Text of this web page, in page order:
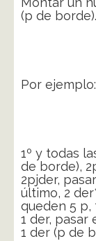
(p de borde).
Por ejemplo:
1º y todas
de borde),
2pjder,
último, 2
queden 5 p,
1 der, pasar
1 der (p de